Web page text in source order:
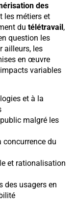
des
les métiers et
du télétravail,
question les
ailleurs, les
en œuvre
variables
et à la
malgré les
concurrence du
et rationalisation
des usagers en